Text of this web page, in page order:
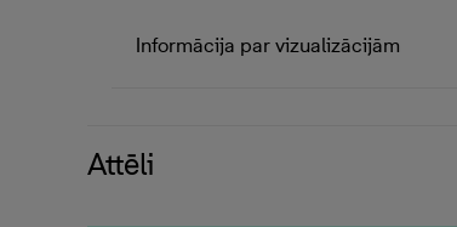
Informācija par vizualizācijām
Attēli